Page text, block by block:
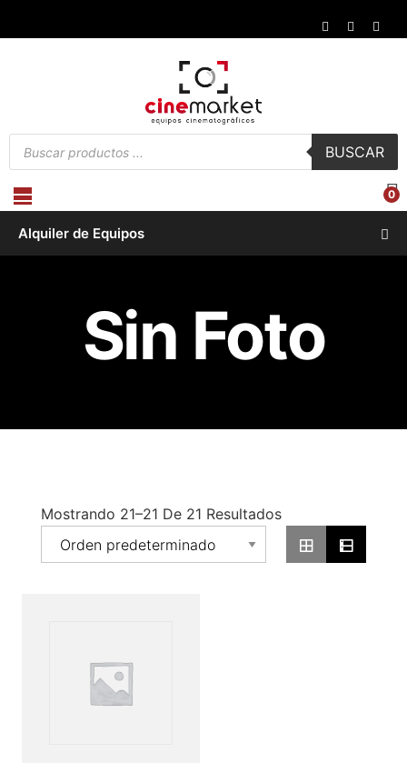
de
productos
BUSCAR
0
Alquiler de Equipos
Sin Foto
Mostrando 21–21 De 21 Resultados